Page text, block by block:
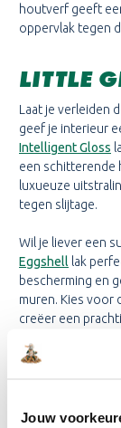
Jouw
houtverf geeft
oppervlak tegen
LITTLE
Laat je verleiden
geef je interieur
Intelligent Gloss
een schitterende
luxueuze
tegen slijtage.
Wil je liever een
Eggshell lak
bescherming en
muren. Kies voor
creëer een
BESTEL
Haal het beste